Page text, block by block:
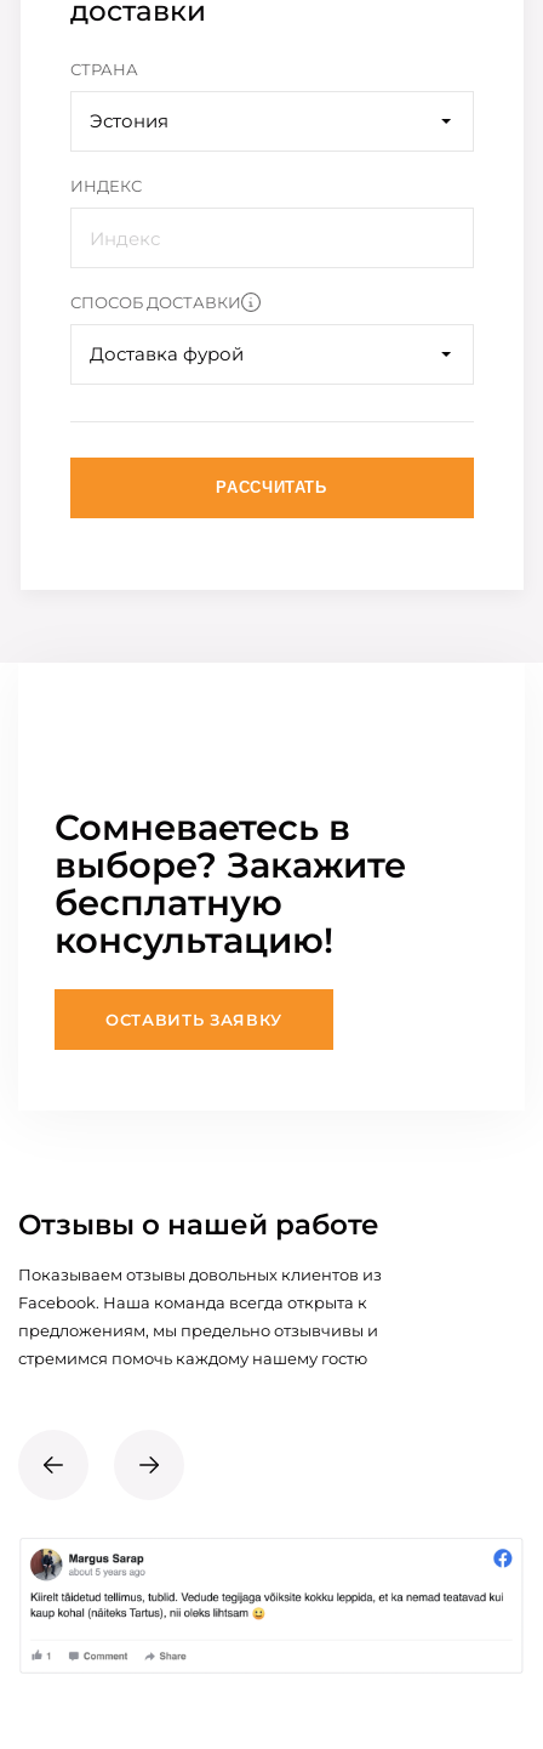
доставки
СТРАНА
Эстония
ИНДЕКС
СПОСОБ ДОСТАВКИ
Доставка фурой
РАССЧИТАТЬ
Сомневаетесь в
выборе? Закажите
бесплатную
консультацию!
ОСТАВИТЬ ЗАЯВКУ
Отзывы о нашей работе
Показываем отзывы довольных клиентов из
Facebook. Наша команда всегда открыта к
предложениям, мы предельно отзывчивы и
стремимся помочь каждому нашему гостю